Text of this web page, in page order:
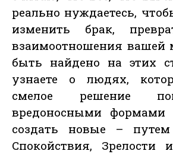
реально нуждаетесь,
изменить брак,
взаимоотношения вашей
быть найдено на этих
узнаете о людях,
смелое решение
вредоносными формами
создать новые –
Спокойствия, Зрелости